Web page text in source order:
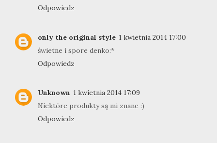
Odpowiedz
only the original style 1 kwietnia 2014 17:00
świetne i spore denko:*
Odpowiedz
Unknown 1 kwietnia 2014 17:09
Niektóre produkty są mi znane :)
Odpowiedz